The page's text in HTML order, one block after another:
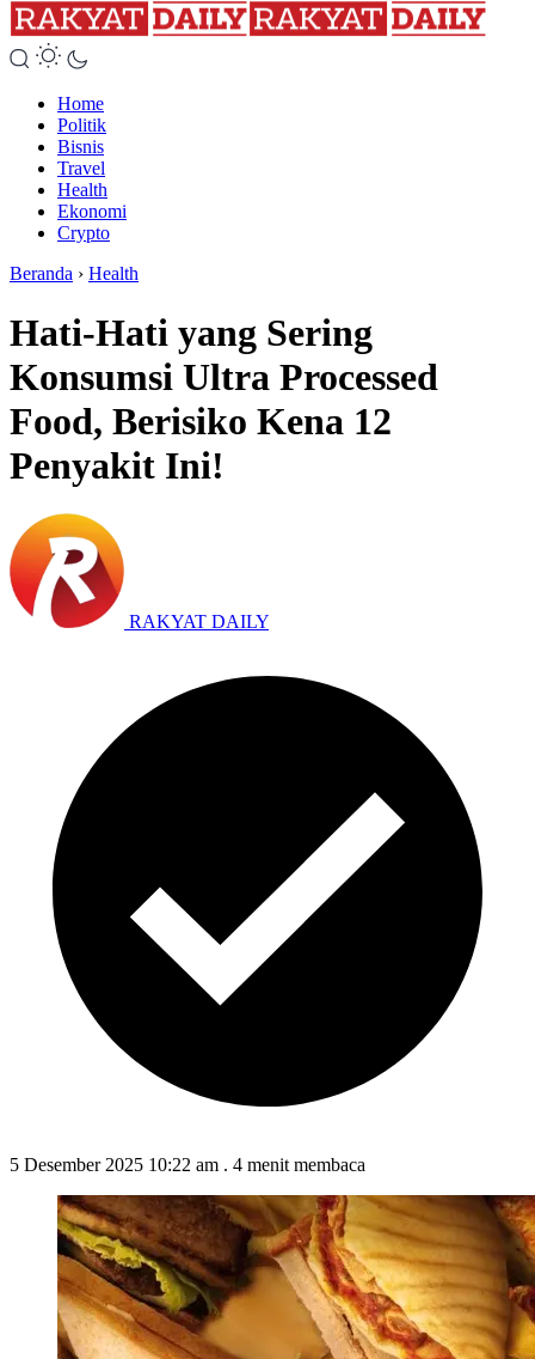
Home
Politik
Bisnis
Travel
Health
Ekonomi
Crypto
Beranda › Health
Hati-Hati yang Sering
Konsumsi Ultra Processed
Food, Berisiko Kena 12
Penyakit Ini!
RAKYAT DAILY
5 Desember 2025 10:22 am . 4 menit membaca